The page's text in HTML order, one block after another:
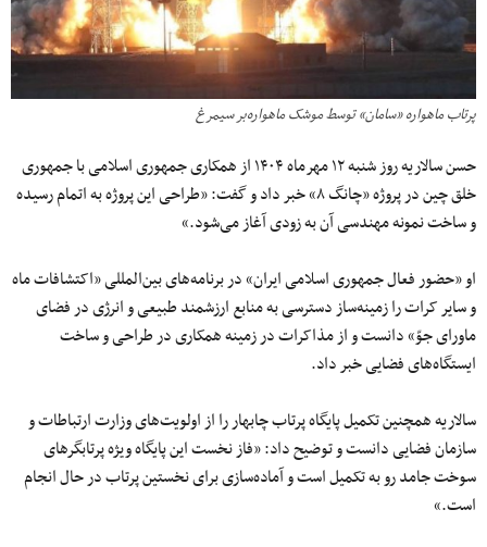
پرتاب ماهواره‌ «سامان» توسط موشک ماهواره‌بر سیمرغ
حسن سالاریه روز شنبه ۱۲ مهرماه ۱۴۰۴ از همکاری جمهوری اسلامی با جمهوری
خلق چین در پروژه «چانگ ۸» خبر داد و گفت: «طراحی این پروژه به اتمام رسیده
و ساخت نمونه مهندسی آن به‌ زودی آغاز می‌شود.»
او «حضور فعال جمهوری اسلامی ایران» در برنامه‌های بین‌المللی «اکتشافات ماه
و سایر کرات را زمینه‌ساز دسترسی به منابع ارزشمند طبیعی و انرژی در فضای
ماورای جوّ» دانست و از مذاکرات در زمینه همکاری در طراحی و ساخت
ایستگاه‌های فضایی خبر داد.
سالاریه همچنین تکمیل پایگاه پرتاب چابهار را از اولویت‌های وزارت ارتباطات و
سازمان فضایی دانست و توضیح داد: «فاز نخست این پایگاه ویژه پرتابگرهای
سوخت جامد رو به تکمیل است و آماده‌سازی برای نخستین پرتاب در حال انجام
است.»